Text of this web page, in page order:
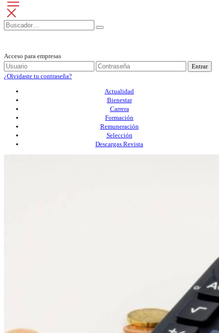
Acceso para empresas
Entrar
¿Olvidaste tu contraseña?
Actualidad
Bienestar
Carrera
Formación
Remuneración
Selección
Descargas Revista